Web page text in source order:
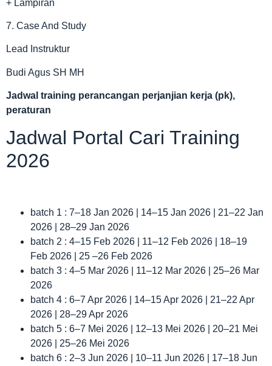
+ Lampiran
7. Case And Study
Lead Instruktur
Budi Agus SH MH
Jadwal training perancangan perjanjian kerja (pk),
peraturan
Jadwal Portal Cari Training
2026
batch 1 : 7–18 Jan 2026 | 14–15 Jan 2026 | 21–22 Jan
2026 | 28–29 Jan 2026
batch 2 : 4–15 Feb 2026 | 11–12 Feb 2026 | 18–19
Feb 2026 | 25 –26 Feb 2026
batch 3 : 4–5 Mar 2026 | 11–12 Mar 2026 | 25–26 Mar
2026
batch 4 : 6–7 Apr 2026 | 14–15 Apr 2026 | 21–22 Apr
2026 | 28–29 Apr 2026
batch 5 : 6–7 Mei 2026 | 12–13 Mei 2026 | 20–21 Mei
2026 | 25–26 Mei 2026
batch 6 : 2–3 Jun 2026 | 10–11 Jun 2026 | 17–18 Jun